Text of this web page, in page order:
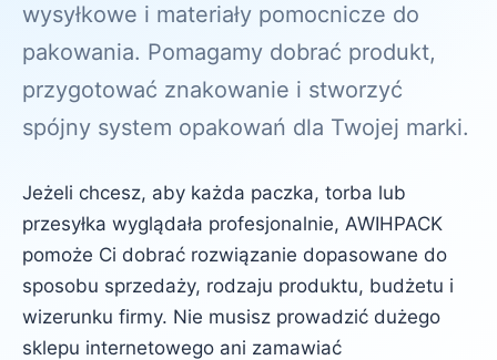
wysyłkowe i materiały pomocnicze do
pakowania. Pomagamy dobrać produkt,
przygotować znakowanie i stworzyć
spójny system opakowań dla Twojej marki.
Jeżeli chcesz, aby każda paczka, torba lub
przesyłka wyglądała profesjonalnie, AWIHPACK
pomoże Ci dobrać rozwiązanie dopasowane do
sposobu sprzedaży, rodzaju produktu, budżetu i
wizerunku firmy. Nie musisz prowadzić dużego
sklepu internetowego ani zamawiać